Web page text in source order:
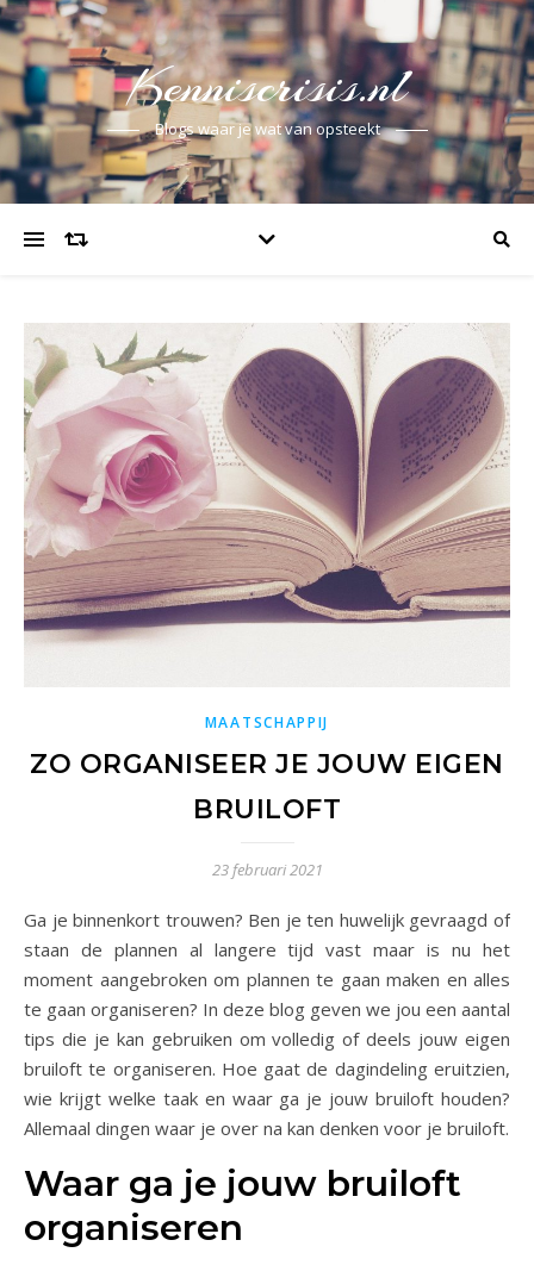
Kenniscrisis.nl
Blogs waar je wat van opsteekt
MAATSCHAPPIJ
ZO ORGANISEER JE JOUW EIGEN
BRUILOFT
23 februari 2021
Ga je binnenkort trouwen? Ben je ten huwelijk gevraagd of
staan de plannen al langere tijd vast maar is nu het
moment aangebroken om plannen te gaan maken en alles
te gaan organiseren? In deze blog geven we jou een aantal
tips die je kan gebruiken om volledig of deels jouw eigen
bruiloft te organiseren. Hoe gaat de dagindeling eruitzien,
wie krijgt welke taak en waar ga je jouw bruiloft houden?
Allemaal dingen waar je over na kan denken voor je bruiloft.
Waar ga je jouw bruiloft
organiseren